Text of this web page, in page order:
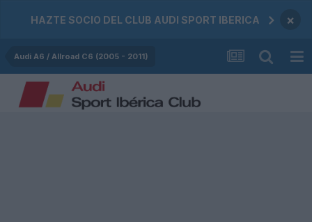
HAZTE SOCIO DEL CLUB AUDI SPORT IBERICA ×
Audi A6 / Allroad C6 (2005 - 2011)